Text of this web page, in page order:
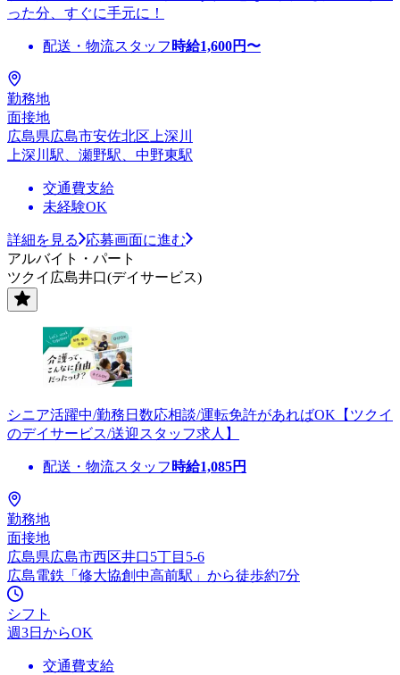
った分、すぐに手元に！
配送・物流スタッフ 時給1,600円〜
勤務地
面接地
広島県広島市安佐北区上深川
上深川駅、瀬野駅、中野東駅
交通費支給
未経験OK
詳細を見る
応募画面に進む
アルバイト・パート
ツクイ広島井口(デイサービス)
シニア活躍中/勤務日数応相談/運転免許があればOK【ツクイ
のデイサービス/送迎スタッフ求人】
配送・物流スタッフ 時給1,085円
勤務地
面接地
広島県広島市西区井口5丁目5-6
広島電鉄「修大協創中高前駅」から徒歩約7分
シフト
週3日からOK
交通費支給